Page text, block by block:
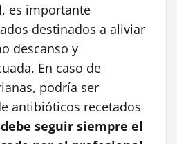
es importante
destinados a aliviar
descanso y
En caso de
podría ser
antibióticos recetados
debe seguir siempre el